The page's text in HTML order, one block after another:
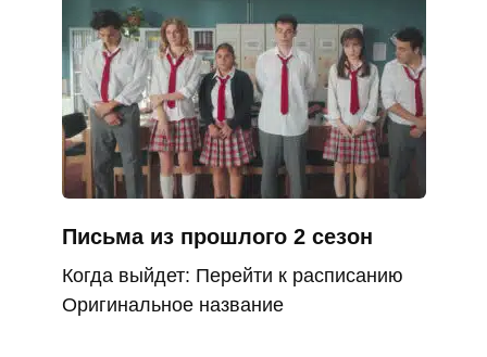
Письма из прошлого 2 сезон
Когда выйдет: Перейти к расписанию
Оригинальное название